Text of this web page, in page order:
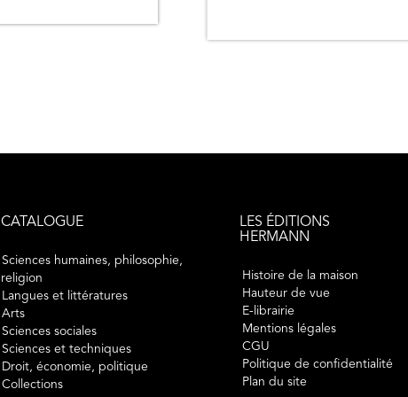
CATALOGUE
Sciences humaines, philosophie,
religion
Langues et littératures
Arts
Sciences sociales
Sciences et techniques
Droit, économie, politique
Collections
LES ÉDITIONS
HERMANN
Histoire de la maison
Hauteur de vue
E-librairie
Mentions légales
CGU
Politique de confidentialité
Plan du site